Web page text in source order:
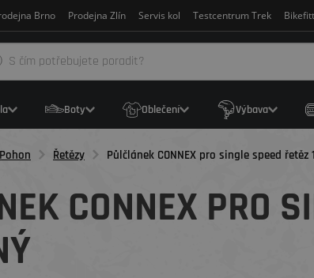
Brno Prodejna Zlín Servis kol Testcentrum Trek
Boty Oblečení Výbava
Pohon Řetězy Půlčlánek CONNEX pro single speed řetěz
CONNEX PRO